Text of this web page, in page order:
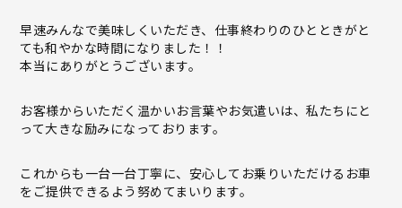
早速みんなで美味しくいただき、仕事終わりのひとときがと
ても和やかな時間になりました！！
本当にありがとうございます。
お客様からいただく温かいお言葉やお気遣いは、私たちにと
って大きな励みになっております。
これからも一台一台丁寧に、安心してお乗りいただけるお車
をご提供できるよう努めてまいります。